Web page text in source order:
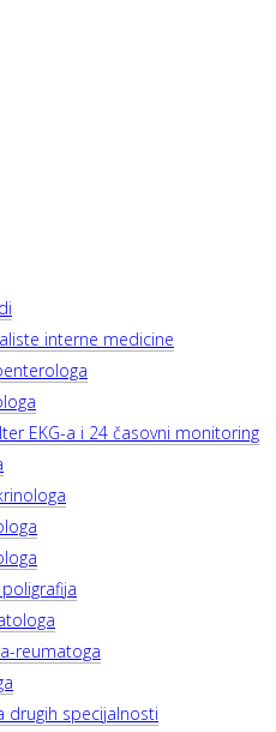
interne medicine
EKG-a i 24 časovni monitoring
reumatoga
drugih specijalnosti